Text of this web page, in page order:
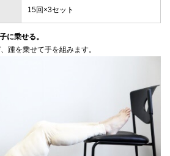
15回×3セット
に乗せる。
踵を乗せて手を組みます。